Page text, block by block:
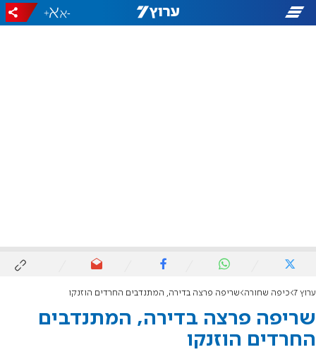
-
+
ערוץ 7 כיפה שחורה שריפה פרצה בדירה, המתנדבים החרדים הוזנקו
שריפה פרצה בדירה, המתנדבים
החרדים הוזנקו